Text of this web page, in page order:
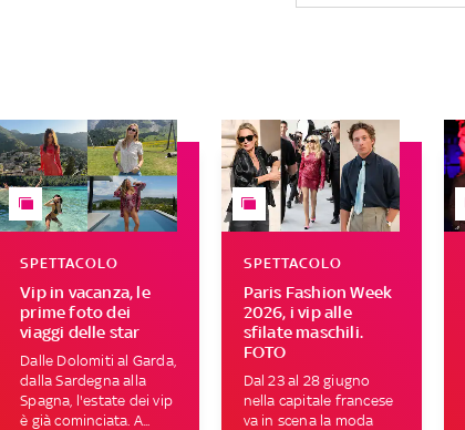
Vip in vacanza, le
prime foto dei
viaggi delle star
SPETTACOLO
Dalle Dolomiti al Garda,
dalla Sardegna alla
Spagna, l'estate dei vip
è già cominciata. A...
Paris Fashion Week
2026, i vip alle
sfilate maschili.
FOTO
SPETTACOLO
Dal 23 al 28 giugno
nella capitale francese
va in scena la moda